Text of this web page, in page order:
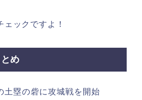
ックですよ！
め
土塁の砦に攻城戦を開始